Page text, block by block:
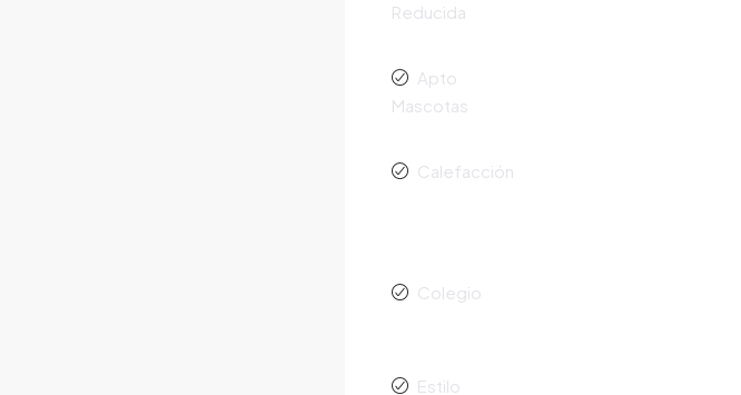
Reducida
Apto
Mascotas
Calefacción
Colegio
Estilo